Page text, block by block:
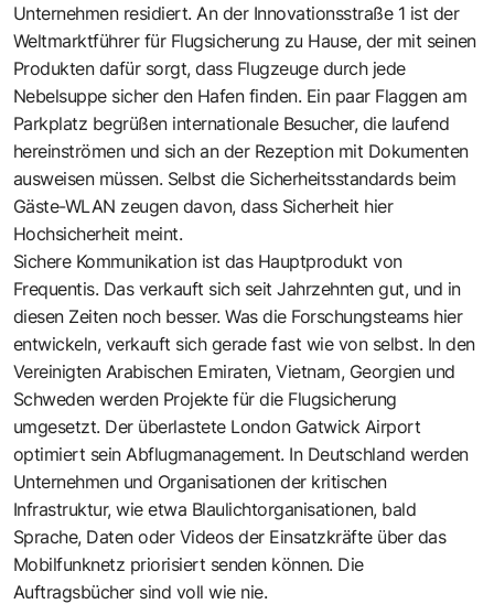
Unternehmen residiert. An der Innovationsstraße 1 ist der
Weltmarktführer für Flugsicherung zu Hause, der mit seinen
Produkten dafür sorgt, dass Flugzeuge durch jede
Nebelsuppe sicher den Hafen finden. Ein paar Flaggen am
Parkplatz begrüßen internationale Besucher, die laufend
hereinströmen und sich an der Rezeption mit Dokumenten
ausweisen müssen. Selbst die Sicherheitsstandards beim
Gäste-WLAN zeugen davon, dass Sicherheit hier
Hochsicherheit meint.
Sichere Kommunikation ist das Hauptprodukt von
Frequentis. Das verkauft sich seit Jahrzehnten gut, und in
diesen Zeiten noch besser. Was die Forschungsteams hier
entwickeln, verkauft sich gerade fast wie von selbst. In den
Vereinigten Arabischen Emiraten, Vietnam, Georgien und
Schweden werden Projekte für die Flugsicherung
umgesetzt. Der überlastete London Gatwick Airport
optimiert sein Abflugmanagement. In Deutschland werden
Unternehmen und Organisationen der kritischen
Infrastruktur, wie etwa Blaulichtorganisationen, bald
Sprache, Daten oder Videos der Einsatzkräfte über das
Mobilfunknetz priorisiert senden können. Die
Auftragsbücher sind voll wie nie.